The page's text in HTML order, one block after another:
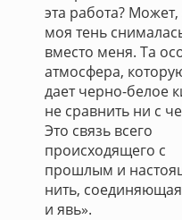
эта работа? Может,
моя тень
вместо меня. Та
атмосфера,
дает черно-белое
не сравнить ни с
Это связь всего
происходящего с
прошлым и
нить,
и явь».